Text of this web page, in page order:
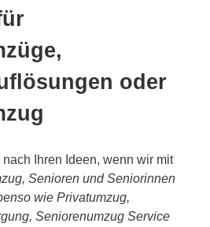
oder
Ihren Ideen, wenn wir mit
Senioren und Seniorinnen
wie Privatumzug,
Seniorenumzug Service